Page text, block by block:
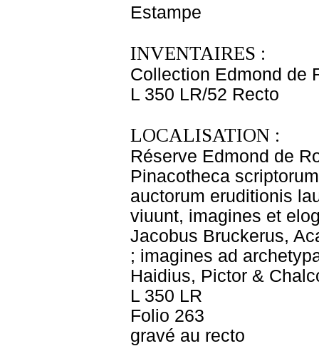
Estampe
INVENTAIRES :
Collection Edmond de
L 350 LR/52 Recto
LOCALISATION :
Réserve Edmond de
Pinacotheca
auctorum eruditionis
viuunt, imagines et
Jacobus Bruckerus,
; imagines ad
Haidius, Pictor &
L 350 LR
Folio 263
gravé au recto